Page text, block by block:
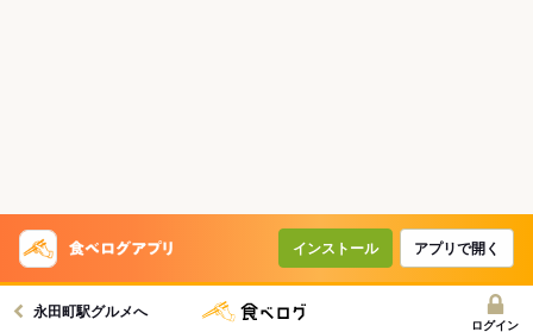
インストール アプリで開く
永田町駅グルメへ
ログイン